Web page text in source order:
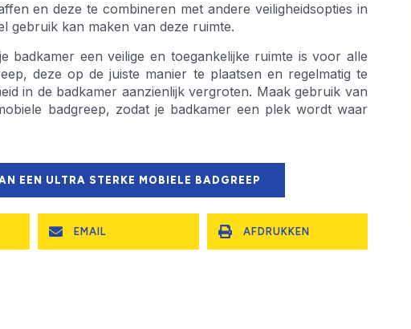
en deze te combineren met andere veiligheidsopties in
gebruik kan maken van deze ruimte.
een veilige en toegankelijke ruimte is voor alle
deze op de juiste manier te plaatsen en regelmatig te
in de badkamer aanzienlijk vergroten. Maak gebruik van
badgreep, zodat je badkamer een plek wordt waar
EEN ULTRA STERKE MOBIELE BADGREEP
EMAIL AFDRUKKEN